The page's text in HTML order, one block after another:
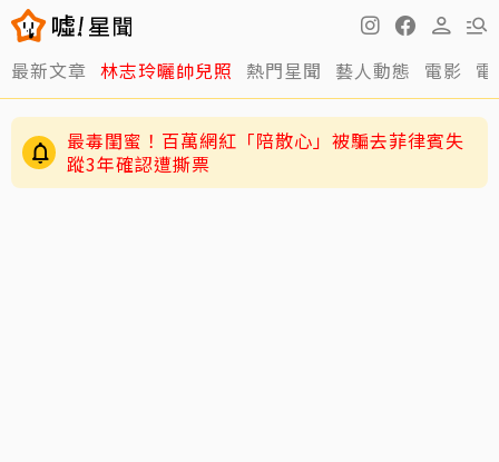
最新文章 林志玲曬帥兒照 熱門星聞 藝人動態 電影
最毒閨蜜！百萬網紅「陪散心」被騙去菲律賓失
蹤3年確認遭撕票